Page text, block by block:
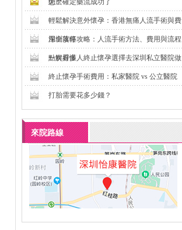
術
怎麽確定藥流成功了
輕鬆解決意外懷孕：香港無痛人流手術與費
用全攻略
深圳落仔攻略：人流手術方法、費用與流程
一次看懂
點解好多人終止懷孕選擇去深圳私立醫院做
終止懷孕手術費用：私家醫院 vs 公立醫院
打胎需要花多少錢？
來院路線